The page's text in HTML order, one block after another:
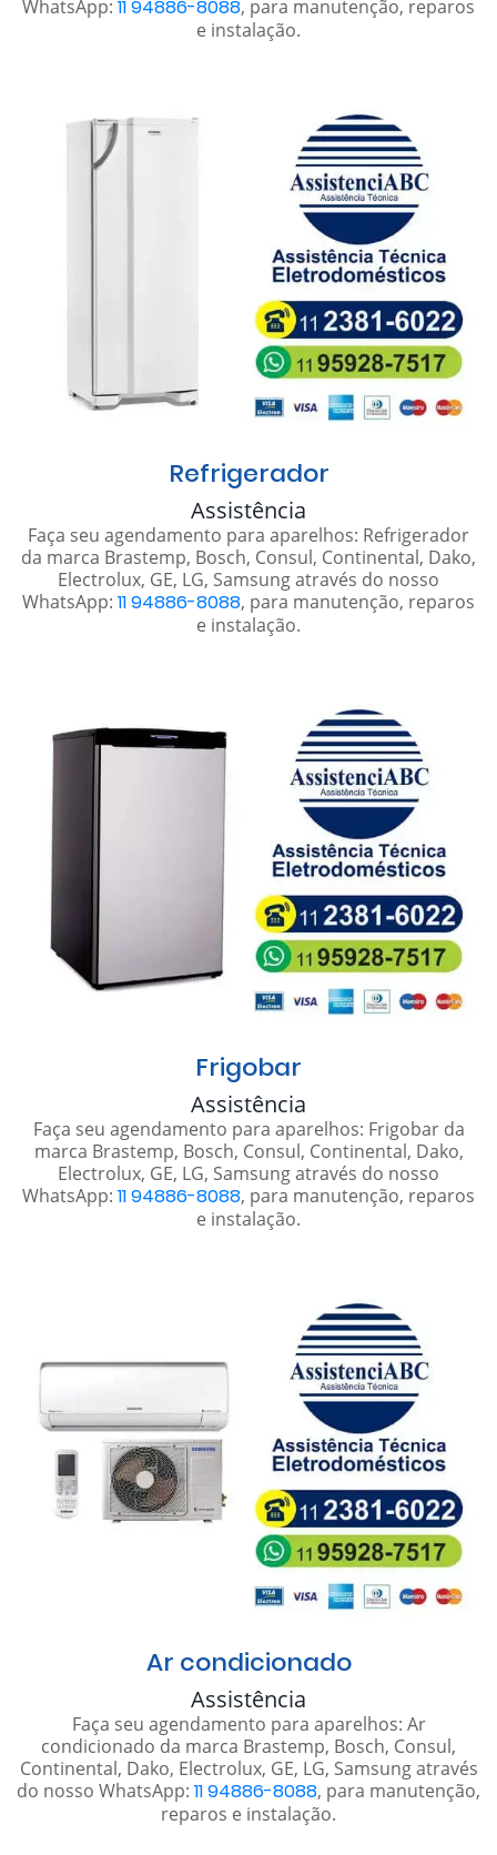
WhatsApp: 11 94886-8088, para manutenção, reparos
e instalação.
Refrigerador
Assistência
Faça seu agendamento para aparelhos: Refrigerador
da marca Brastemp, Bosch, Consul, Continental, Dako,
Electrolux, GE, LG, Samsung através do nosso
WhatsApp: 11 94886-8088, para manutenção, reparos
e instalação.
Frigobar
Assistência
Faça seu agendamento para aparelhos: Frigobar da
marca Brastemp, Bosch, Consul, Continental, Dako,
Electrolux, GE, LG, Samsung através do nosso
WhatsApp: 11 94886-8088, para manutenção, reparos
e instalação.
Ar condicionado
Assistência
Faça seu agendamento para aparelhos: Ar
condicionado da marca Brastemp, Bosch, Consul,
Continental, Dako, Electrolux, GE, LG, Samsung através
do nosso WhatsApp: 11 94886-8088, para manutenção,
reparos e instalação.